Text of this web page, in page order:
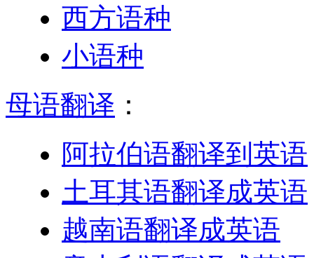
西方语种
小语种
母语翻译 ：
阿拉伯语翻译到英语
土耳其语翻译成英语
越南语翻译成英语